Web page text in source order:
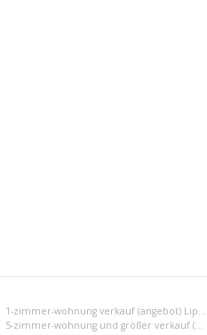
1-zimmer-wohnung verkauf (angebot) Liptovský Mikuláš
5-zimmer-wohnung und größer verkauf (angebot) Liptovský Mikuláš